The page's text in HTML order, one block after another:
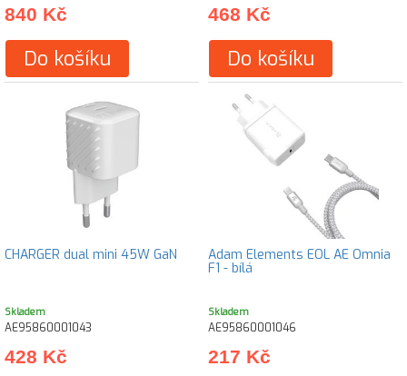
840 Kč
Do košíku
468 Kč
Do košíku
CHARGER dual mini 45W GaN
Skladem
AE95860001043
428 Kč
Adam Elements EOL AE Omnia
F1 - bílá
Skladem
AE95860001046
217 Kč